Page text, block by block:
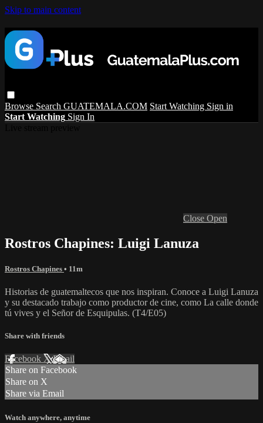
Skip to main content
Browse Search GUATEMALA.COM Start Watching Sign in
Start Watching Sign In
Close Open
Rostros Chapines: Luigi Lanuza
Rostros Chapines • 11m
Historias de guatemaltecos que nos inspiran. Conoce a Luigi Lanuza
y su destacado trabajo como productor de cine, como La calle donde
tú vives y el Señor de Esquipulas. (T4/E05)
Share with friends
Facebook XEmail
Share on Facebook
Share on X
Share via Email
Watch anywhere, anytime